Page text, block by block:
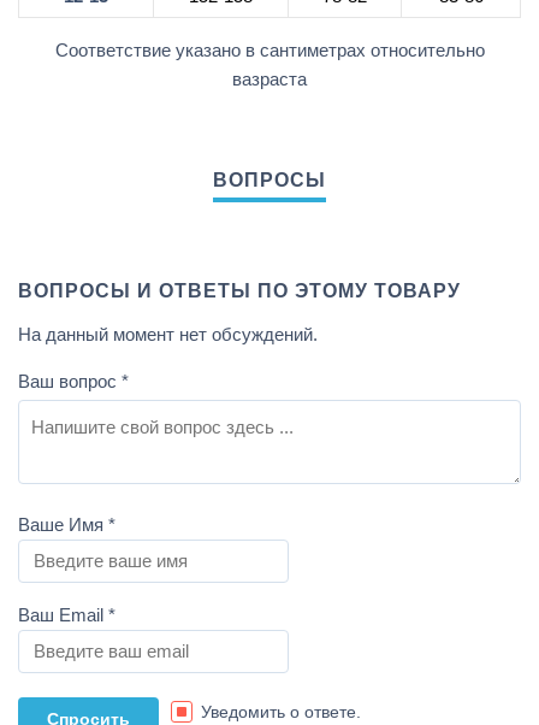
Соответствие указано в сантиметрах относительно
вазраста
ВОПРОСЫ И ОТВЕТЫ ПО ЭТОМУ ТОВАРУ
На данный момент нет обсуждений.
Ваш вопрос *
Ваше Имя *
Ваш Email *
Уведомить о ответе.